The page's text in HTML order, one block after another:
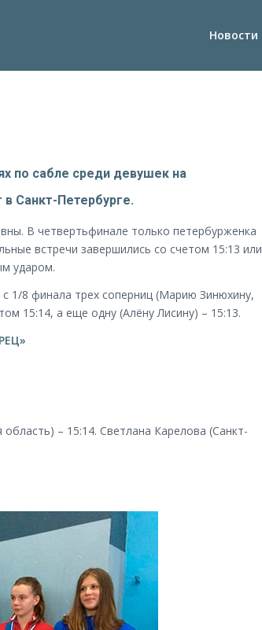
Новости
по сабле среди девушек на
Санкт-Петербурге.
В четвертьфинале только петербурженка
встречи завершились со счетом 15:13 или
ударом.
1/8 финала трех соперниц (Марию Зинюхину,
15:14, а еще одну (Алёну Лисину) – 15:13.
– 15:14. Светлана Карелова (Санкт-